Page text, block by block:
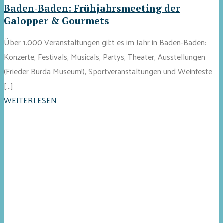
Baden-Baden: Frühjahrsmeeting der
Galopper & Gourmets
Über 1.000 Veranstaltungen gibt es im Jahr in Baden-Baden:
Konzerte, Festivals, Musicals, Partys, Theater, Ausstellungen
(Frieder Burda Museum!), Sportveranstaltungen und Weinfeste
[…]
WEITERLESEN